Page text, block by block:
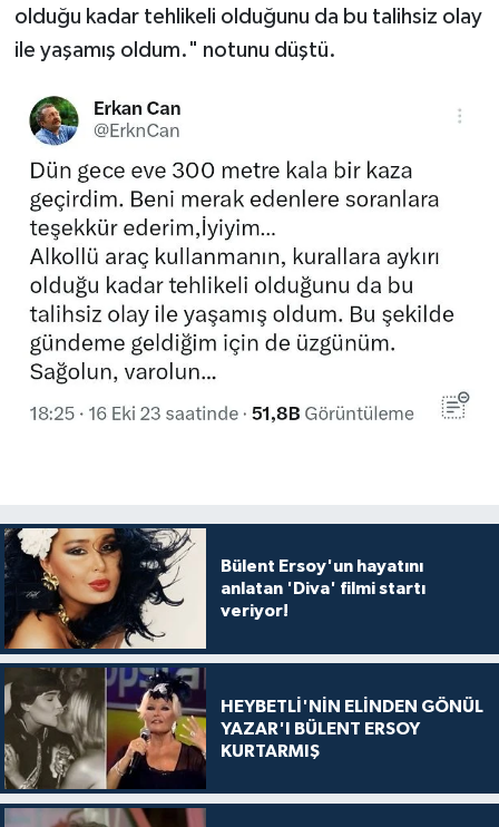
olduğu kadar tehlikeli olduğunu da bu talihsiz olay
ile yaşamış oldum." notunu düştü.
Bülent Ersoy'un hayatını
anlatan 'Diva' filmi startı
veriyor!
HEYBETLİ'NİN ELİNDEN GÖNÜL
YAZAR'I BÜLENT ERSOY
KURTARMIŞ